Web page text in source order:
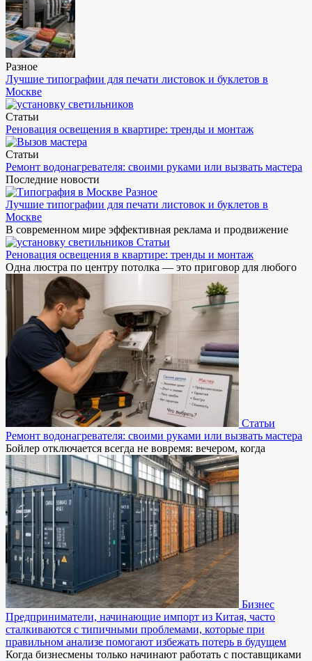
Разное
Лучшие типографии для печати листовок и буклетов в
Москве
Статьи
Реновация освещения в квартире: тренды и монтаж
Статьи
Ремонт водонагревателя: своими руками или вызвать мастера
Последние новости
Разное
Лучшие типографии для печати листовок и буклетов в
Москве
В современном мире эффективная реклама и продвижение
Статьи
Реновация освещения в квартире: тренды и монтаж
Одна люстра по центру потолка — это приговор для любого
Статьи
Ремонт водонагревателя: своими руками или вызвать мастера
Бойлер отключается всегда не вовремя: вечером, когда
Бизнес
Предприниматели, начинающие импорт из Китая, часто
сталкиваются с типичными проблемами, которые при
правильном анализе помогают избежать потерь в будущем
Когда бизнесмены только начинают работать с поставщиками